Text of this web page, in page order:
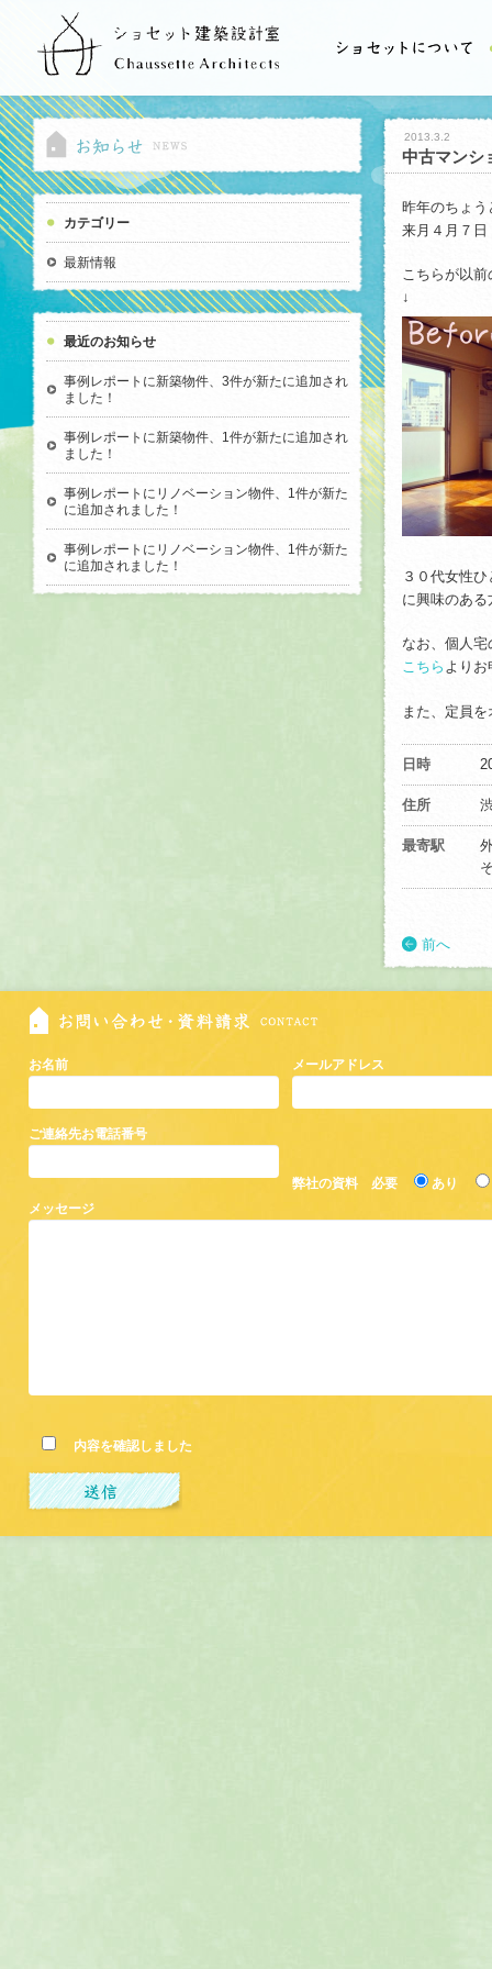
カテゴリー
最新情報
最近のお知らせ
事例レポートに新築物件、3件が新たに追加され
ました！
事例レポートに新築物件、1件が新たに追加され
ました！
事例レポートにリノベーション物件、1件が新た
に追加されました！
事例レポートにリノベーション物件、1件が新た
に追加されました！
2013.3.2
中古マンシ
昨年のちょう
来月４月７日
こちらが以
↓
３０代女性
に興味のあ
なお、個人
こちら よりお
また、定員
日時
住所
最寄駅
前へ
お名前
ご連絡先お電話番号
メールアドレス
弊社の資料 必要
あり
メッセージ
内容を確認しました